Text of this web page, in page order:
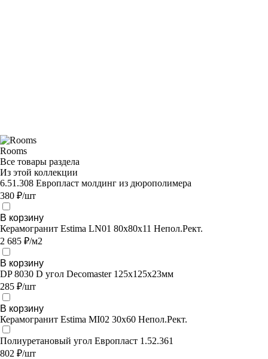
Rooms
Все товары раздела
Из этой коллекции
6.51.308 Европласт молдинг из дюрополимера
380 ₽/шт
В корзину
Керамогранит Estima LN01 80x80x11 Непол.Рект.
2 685 ₽/м2
В корзину
DP 8030 D угол Decomaster 125х125х23мм
285 ₽/шт
В корзину
Керамогранит Estima MI02 30x60 Непол.Рект.
Полиуретановый угол Европласт 1.52.361
802 ₽/шт